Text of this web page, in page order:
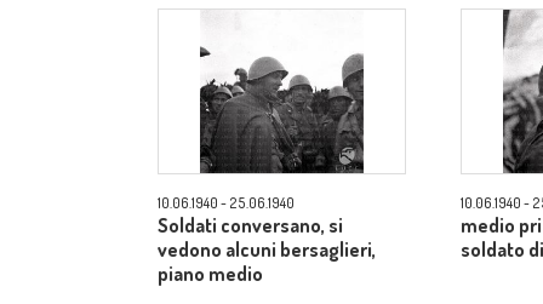
10.06.1940 - 25.06.1940
Soldati conversano, si
vedono alcuni bersaglieri,
piano medio
10.06.1940 -
medio
soldato